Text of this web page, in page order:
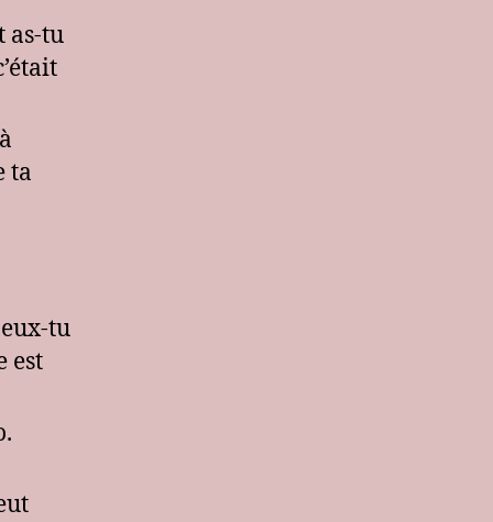
as-tu
ta
tu
est